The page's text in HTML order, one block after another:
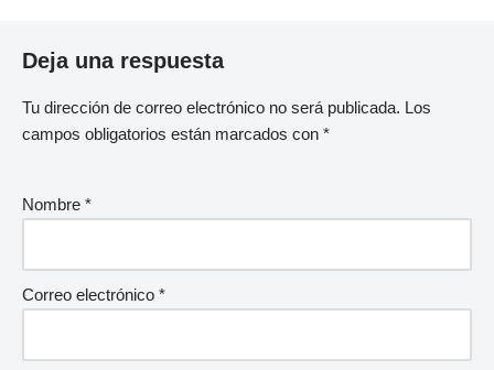
Deja una respuesta
Tu dirección de correo electrónico no será publicada. Los
campos obligatorios están marcados con *
Nombre *
Correo electrónico *